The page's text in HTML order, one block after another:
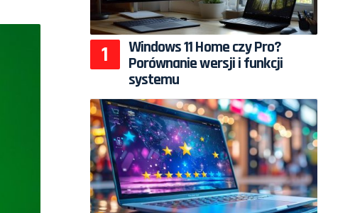
Windows 11 Home czy Pro?
Porównanie wersji i funkcji
systemu